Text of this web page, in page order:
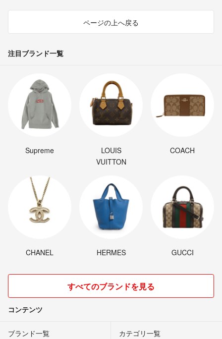
ページの上へ戻る
注目ブランド一覧
Supreme
LOUIS
VUITTON
COACH
CHANEL HERMES GUCCI
すべてのブランドを見る
コンテンツ
ブランド一覧 カテゴリ一覧